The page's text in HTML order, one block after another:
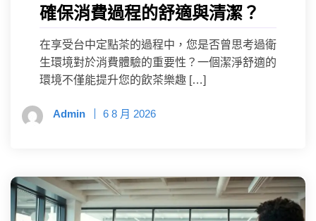
確保消費過程的舒適與清潔？
在享受台中定點茶的過程中，您是否曾思考過衛
生環境對於消費體驗的重要性？一個潔淨舒適的
環境不僅能提升您的飲茶樂趣 […]
Admin 6 8 月 2026